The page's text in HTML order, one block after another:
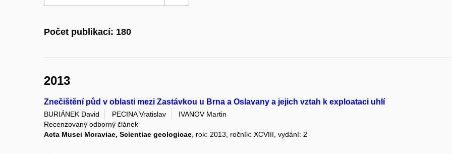
Počet publikací: 180
2013
Znečištění půd v oblasti mezi Zastávkou u Brna a Oslavany a jejich vztah k exploataci uhlí
BURIÁNEK David PECINA Vratislav
IVANOV Martin
Recenzovaný odborný článek
Acta Musei Moraviae, Scientiae geologicae, rok: 2013, ročník: XCVIII, vydání: 2